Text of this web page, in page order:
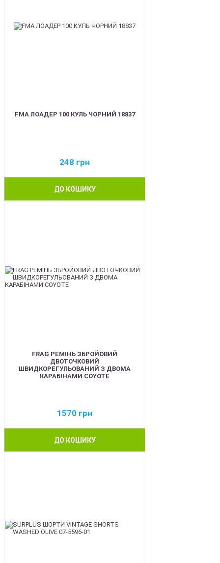
FMA ЛОАДЕР 100 КУЛЬ ЧОРНИЙ 18837
248 грн
ДО КОШИКУ
FRAG РЕМІНЬ ЗБРОЙОВИЙ
ДВОТОЧКОВИЙ
ШВИДКОРЕГУЛЬОВАНИЙ З ДВОМА
КАРАБІНАМИ COYOTE
1570 грн
ДО КОШИКУ